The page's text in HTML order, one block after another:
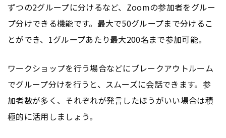
ずつの2グループに分けるなど、Zoomの参加者をグルー
プ分けできる機能です。最大で50グループまで分けるこ
とができ、1グループあたり最大200名まで参加可能。
ワークショップを行う場合などにブレークアウトルーム
でグループ分けを行うと、スムーズに会話できます。参
加者数が多く、それぞれが発言したほうがいい場合は積
極的に活用しましょう。